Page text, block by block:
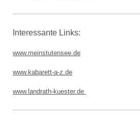
Interessante Links:
www.meinstutensee.de
www. kabarett-a-z.de
www.landrath-kuester.de